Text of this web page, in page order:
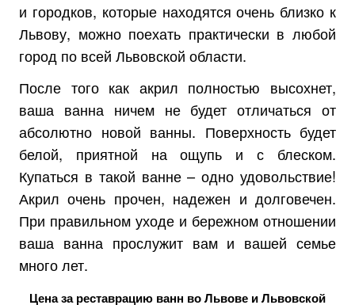
и городков, которые находятся очень близко к
Львову, можно поехать практически в любой
город по всей Львовской области.
После того как акрил полностью высохнет,
ваша ванна ничем не будет отличаться от
абсолютно новой ванны. Поверхность будет
белой, приятной на ощупь и с блеском.
Купаться в такой ванне – одно удовольствие!
Акрил очень прочен, надежен и долговечен.
При правильном уходе и бережном отношении
ваша ванна прослужит вам и вашей семье
много лет.
Цена за реставрацию ванн во Львове и Львовской